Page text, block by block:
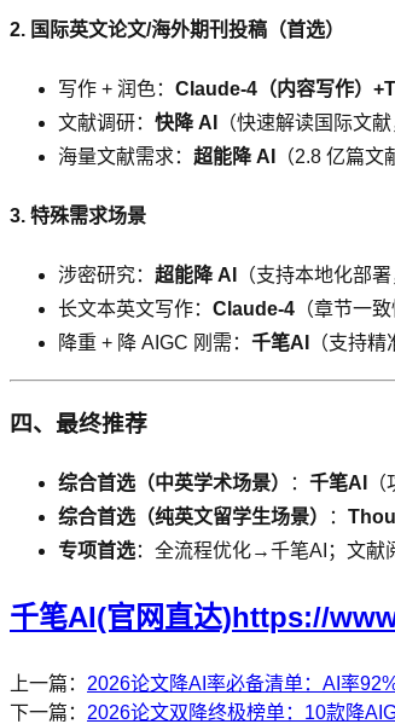
2. 国际英文论文/海外期刊投稿（首选）
写作 + 润色： Claude-4（内容写作）
文献调研： 快降 AI
（快速解读国际文
海量文献需求： 超能降 AI （2.8 亿篇文
3. 特殊需求场景
涉密研究： 超能降 AI
（支持本地化部
长文本英文写作： Claude-4 （章节一
降重 + 降 AIGC 刚需： 千笔AI （支持
四、最终推荐
综合首选（中英学术场景） ： 千笔AI
综合首选（纯英文留学生场景）
：
专项首选：全流程优化→千笔AI；文
千笔AI(官网直达)https://
上一篇： 2026论文降AI率必备清单：AI率
下一篇： 2026论文双降终极榜单：10款降